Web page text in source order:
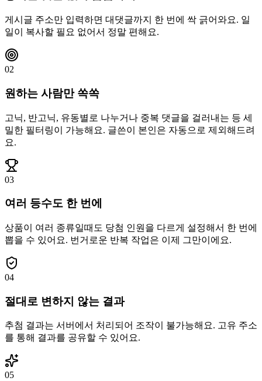
게시글 주소만 입력하면 대댓글까지 한 번에 싹 긁어와요. 일
일이 복사할 필요 없어서 정말 편해요.
02
원하는 사람만 쏙쏙
고닉, 반고닉, 유동별로 나누거나 중복 댓글을 걸러내는 등 세
밀한 필터링이 가능해요. 글쓴이 본인은 자동으로 제외해드려
요.
03
여러 등수도 한 번에
상품이 여러 종류일때도 당첨 인원을 다르게 설정해서 한 번에
뽑을 수 있어요. 번거로운 반복 작업은 이제 그만이에요.
04
절대로 변하지 않는 결과
추첨 결과는 서버에서 처리되어 조작이 불가능해요. 고유 주소
를 통해 결과를 공유할 수 있어요.
05